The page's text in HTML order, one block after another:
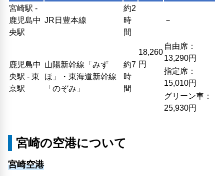
宮崎駅 -
鹿児島中
央駅
JR日豊本線
約2
時
間
18,260
円
－
鹿児島中
央駅 - 東
京駅
山陽新幹線「みず
ほ」・東海道新幹線
「のぞみ」
約7
時
間
自由席：
13,290円
指定席：
15,010円
グリーン車：
25,930円
宮崎の空港について
宮崎空港